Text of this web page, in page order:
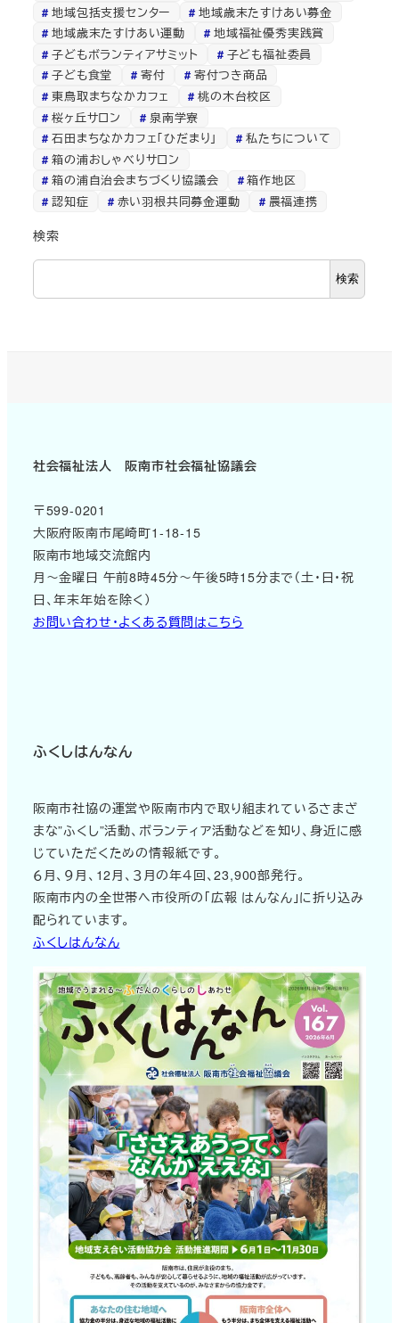
地域包括支援センター
地域歳末たすけあい募金
地域歳末たすけあい運動
地域福祉優秀実践賞
子どもボランティアサミット
子ども福祉委員
子ども食堂
寄付
寄付つき商品
東鳥取まちなかカフェ
桃の木台校区
桜ヶ丘サロン
泉南学寮
石田まちなかカフェ「ひだまり」
私たちについて
箱の浦おしゃべりサロン
箱の浦自治会まちづくり協議会
箱作地区
認知症
赤い羽根共同募金運動 農福連携
検索
検索
社会福祉法人 阪南市社会福祉協議会
〒599-0201
大阪府阪南市尾崎町1-18-15
阪南市地域交流館内
月～金曜日 午前8時45分～午後5時15分まで（土・日・祝
日、年末年始を除く）
お問い合わせ・よくある質問はこちら
ふくしはんなん
阪南市社協の運営や阪南市内で取り組まれているさまざ
まな”ふくし”活動、ボランティア活動などを知り、身近に感
じていただくための情報紙です。
６月、９月、12月、３月の年４回、23,900部発行。
阪南市内の全世帯へ市役所の「広報 はんなん」に折り込み
配られています。
ふくしはんなん